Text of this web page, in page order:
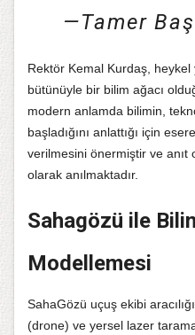
—Tamer
Rektör Kemal Kurdaş, heykel
bütünüyle bir bilim ağacı
modern anlamda bilimin,
başladığını anlattığı için
verilmesini önermiştir ve anıt
olarak anılmaktadır.
Sahagözü ile
Modellemesi
SahaGözü uçuş ekibi
(drone) ve yersel lazer